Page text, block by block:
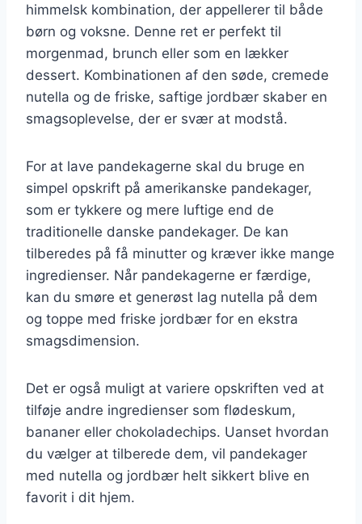
himmelsk kombination, der appellerer til både
børn og voksne. Denne ret er perfekt til
morgenmad, brunch eller som en lækker
dessert. Kombinationen af den søde, cremede
nutella og de friske, saftige jordbær skaber en
smagsoplevelse, der er svær at modstå.
For at lave pandekagerne skal du bruge en
simpel opskrift på amerikanske pandekager,
som er tykkere og mere luftige end de
traditionelle danske pandekager. De kan
tilberedes på få minutter og kræver ikke mange
ingredienser. Når pandekagerne er færdige,
kan du smøre et generøst lag nutella på dem
og toppe med friske jordbær for en ekstra
smagsdimension.
Det er også muligt at variere opskriften ved at
tilføje andre ingredienser som flødeskum,
bananer eller chokoladechips. Uanset hvordan
du vælger at tilberede dem, vil pandekager
med nutella og jordbær helt sikkert blive en
favorit i dit hjem.